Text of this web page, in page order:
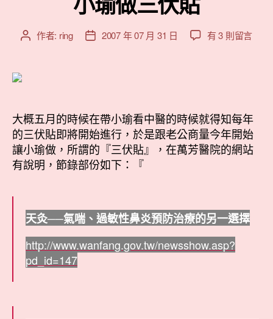
文 作者: ring
文 2007 年 07 月 31 日
在
貼〉
中
有 3 則留言
大概五月的時候在帶小瑜看中醫的時候就得知每年
的三伏貼即將開始進行，於是跟老公商量今年開始
讓小瑜做，所謂的『三伏貼』，在萬芳醫院的網站
有說明，節錄部份如下：『
天灸──氣喘、過敏性鼻炎預防治療的另一選擇
http://www.wanfang.gov.tw/newsshow.asp?
pd_id=147